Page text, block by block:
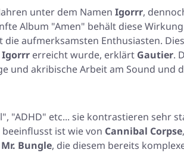
unter dem Namen Igorrr,
Album "Amen" behält diese
aufmerksamsten Enthusiasten.
Igorrr erreicht wurde, erklärt Gautier.
und akribische Arbeit am Sound und
, "ADHD" etc... sie kontrastieren sehr
beeinflusst ist wie von Cannibal Corpse,
Mr. Bungle, die diesem bereits